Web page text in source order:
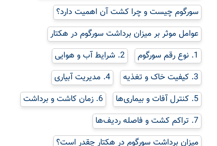
سورگوم چیست و چرا کشت آن اهمیت دارد؟
عوامل موثر بر میزان برداشت سورگوم در هکتار
1. نوع رقم سورگوم
2. شرایط آب و هوایی
3. کیفیت خاک و تغذیه
4. مدیریت آبیاری
5. کنترل آفات و بیماری‌ها
6. زمان کاشت و برداشت
7. تراکم کشت و فاصله ردیف‌ها
میزان برداشت سورگوم در هکتار چقدر است؟